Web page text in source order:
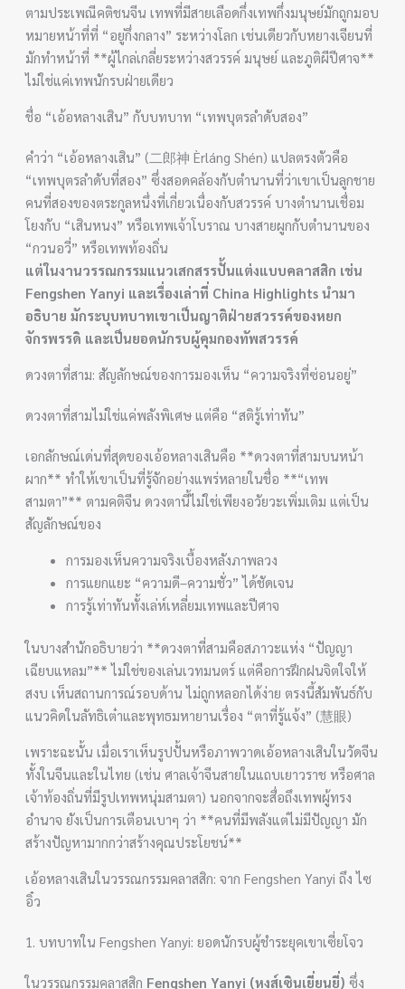
ตามประเพณีคติชนจีน เทพที่มีสายเลือดกึ่งเทพกึ่งมนุษย์มักถูกมอบ
หมายหน้าที่ที่ “อยู่กึ่งกลาง” ระหว่างโลก เช่นเดียวกับหยางเจียนที่
มักทำหน้าที่ **ผู้ไกล่เกลี่ยระหว่างสวรรค์ มนุษย์ และภูติผีปีศาจ**
ไม่ใช่แค่เทพนักรบฝ่ายเดียว
ชื่อ “เอ้อหลางเสิน” กับบทบาท “เทพบุตรลำดับสอง”
คำว่า “เอ้อหลางเสิน” (二郎神 Èrláng Shén) แปลตรงตัวคือ
“เทพบุตรลำดับที่สอง” ซึ่งสอดคล้องกับตำนานที่ว่าเขาเป็นลูกชาย
คนที่สองของตระกูลหนึ่งที่เกี่ยวเนื่องกับสวรรค์ บางตำนานเชื่อม
โยงกับ “เสินหนง” หรือเทพเจ้าโบราณ บางสายผูกกับตำนานของ
“กวนอวี่” หรือเทพท้องถิ่น
แต่ในงานวรรณกรรมแนวเสกสรรปั้นแต่งแบบคลาสสิก เช่น
Fengshen Yanyi และเรื่องเล่าที่ China Highlights นำมา
อธิบาย มักระบุบทบาทเขาเป็นญาติฝ่ายสวรรค์ของหยก
จักรพรรดิ และเป็นยอดนักรบผู้คุมกองทัพสวรรค์
ดวงตาที่สาม: สัญลักษณ์ของการมองเห็น “ความจริงที่ซ่อนอยู่”
ดวงตาที่สามไม่ใช่แค่พลังพิเศษ แต่คือ “สติรู้เท่าทัน”
เอกลักษณ์เด่นที่สุดของเอ้อหลางเสินคือ **ดวงตาที่สามบนหน้า
ผาก** ทำให้เขาเป็นที่รู้จักอย่างแพร่หลายในชื่อ **“เทพ
สามตา”** ตามคติจีน ดวงตานี้ไม่ใช่เพียงอวัยวะเพิ่มเติม แต่เป็น
สัญลักษณ์ของ
การมองเห็นความจริงเบื้องหลังภาพลวง
การแยกแยะ “ความดี–ความชั่ว” ได้ชัดเจน
การรู้เท่าทันทั้งเล่ห์เหลี่ยมเทพและปีศาจ
ในบางสำนักอธิบายว่า **ดวงตาที่สามคือสภาวะแห่ง “ปัญญา
เฉียบแหลม”** ไม่ใช่ของเล่นเวทมนตร์ แต่คือการฝึกฝนจิตใจให้
สงบ เห็นสถานการณ์รอบด้าน ไม่ถูกหลอกได้ง่าย ตรงนี้สัมพันธ์กับ
แนวคิดในลัทธิเต๋าและพุทธมหายานเรื่อง “ตาที่รู้แจ้ง” (慧眼)
เพราะฉะนั้น เมื่อเราเห็นรูปปั้นหรือภาพวาดเอ้อหลางเสินในวัดจีน
ทั้งในจีนและในไทย (เช่น ศาลเจ้าจีนสายในแถบเยาวราช หรือศาล
เจ้าท้องถิ่นที่มีรูปเทพหนุ่มสามตา) นอกจากจะสื่อถึงเทพผู้ทรง
อำนาจ ยังเป็นการเตือนเบาๆ ว่า **คนที่มีพลังแต่ไม่มีปัญญา มัก
สร้างปัญหามากกว่าสร้างคุณประโยชน์**
เอ้อหลางเสินในวรรณกรรมคลาสสิก: จาก Fengshen Yanyi ถึง ไซ
อิ๋ว
1. บทบาทใน Fengshen Yanyi: ยอดนักรบผู้ชำระยุคเขาเซี่ยโจว
ในวรรณกรรมคลาสสิก Fengshen Yanyi (หงส์เซินเยี่ยนยี่) ซึ่ง